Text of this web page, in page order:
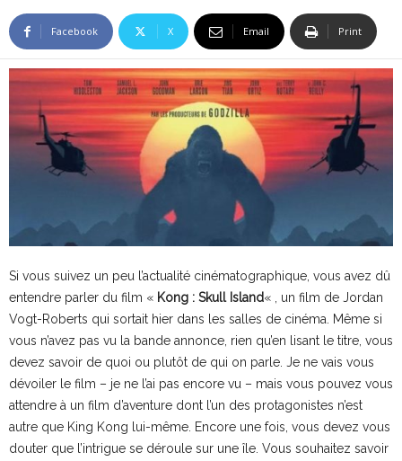
Facebook X Email Print
Si vous suivez un peu l’actualité cinématographique, vous avez dû
entendre parler du film « Kong : Skull Island« , un film de Jordan
Vogt-Roberts qui sortait hier dans les salles de cinéma. Même si
vous n’avez pas vu la bande annonce, rien qu’en lisant le titre, vous
devez savoir de quoi ou plutôt de qui on parle. Je ne vais vous
dévoiler le film – je ne l’ai pas encore vu – mais vous pouvez vous
attendre à un film d’aventure dont l’un des protagonistes n’est
autre que King Kong lui-même. Encore une fois, vous devez vous
douter que l’intrigue se déroule sur une île. Vous souhaitez savoir